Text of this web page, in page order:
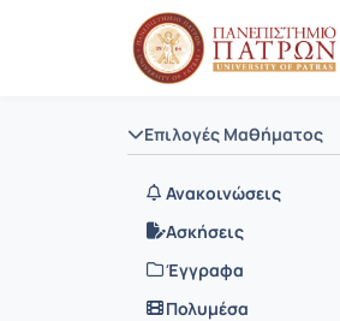
Επιλογές Μαθήματος
Ανακοινώσεις
Ασκήσεις
Έγγραφα
Πολυμέσα